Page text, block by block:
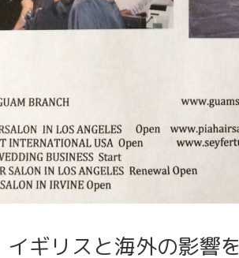
イギリスと海外の影響